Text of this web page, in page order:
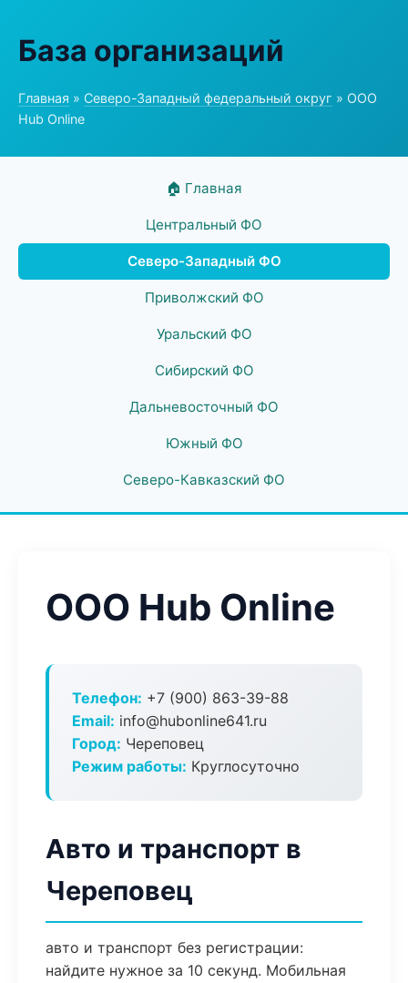
База организаций
Главная » Северо-Западный федеральный округ » ООО
Hub Online
🏠 Главная
Центральный ФО
Северо-Западный ФО
Приволжский ФО
Уральский ФО
Сибирский ФО
Дальневосточный ФО
Южный ФО
Северо-Кавказский ФО
ООО Hub Online
Телефон: +7 (900) 863-39-88
Email: info@hubonline641.ru
Город: Череповец
Режим работы: Круглосуточно
Авто и транспорт в
Череповец
авто и транспорт без регистрации:
найдите нужное за 10 секунд. Мобильная